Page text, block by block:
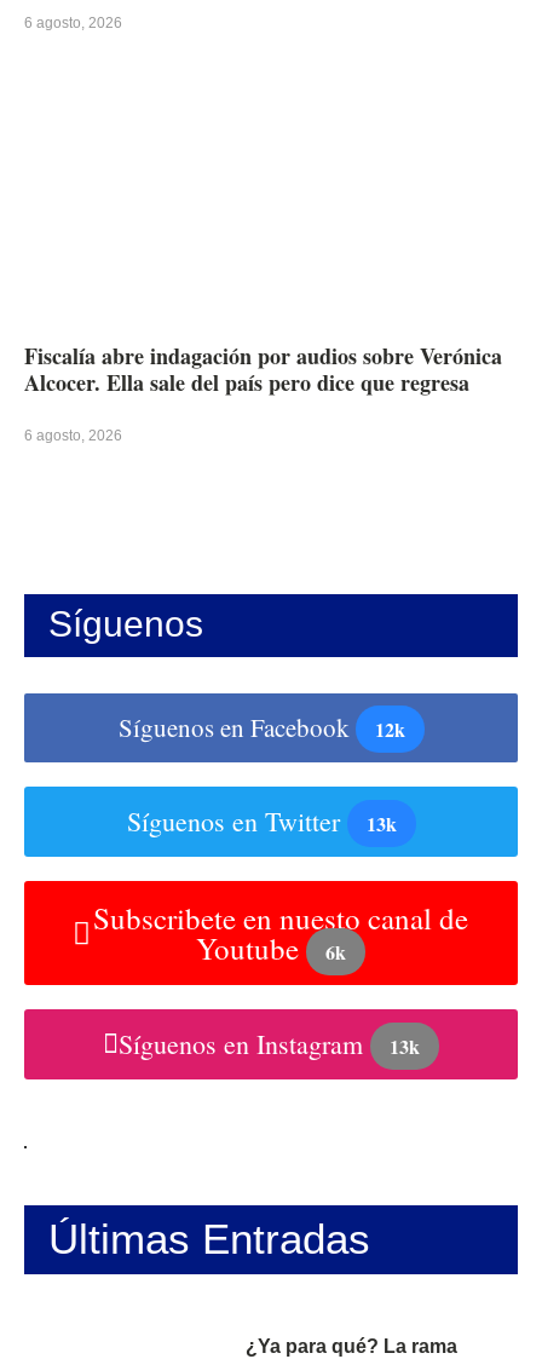
6 agosto, 2026
Fiscalía abre indagación por audios sobre Verónica
Alcocer. Ella sale del país pero dice que regresa
6 agosto, 2026
Síguenos
Síguenos en Facebook 12k
Síguenos en Twitter 13k
Subscribete en nuesto canal de
Youtube 6k
Síguenos en Instagram 13k
Últimas Entradas
¿Ya para qué? La rama